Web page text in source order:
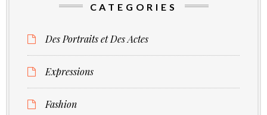
CATEGORIES
Des Portraits et Des Actes
Expressions
Fashion